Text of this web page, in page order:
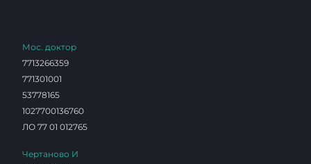
Мос. доктор
7713266359
771301001
53778165
1027700136760
ЛО 77 01 012765
Чертаново И